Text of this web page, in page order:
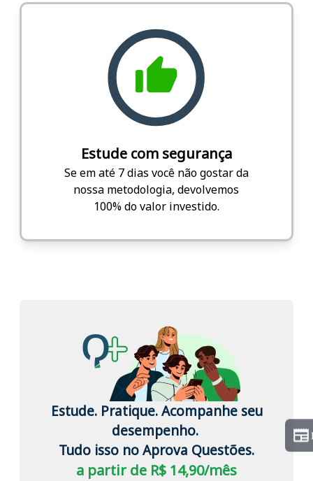
Estude com segurança
Se em até 7 dias você não gostar da
nossa metodologia, devolvemos
100% do valor investido.
Estude. Pratique. Acompanhe seu
desempenho.
Tudo isso no Aprova Questões.
a partir de R$ 14,90/mês